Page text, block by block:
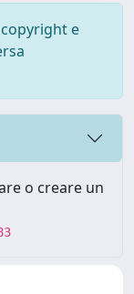
e
o creare un